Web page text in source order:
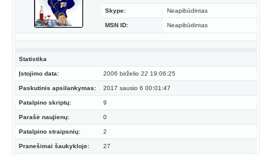
Skype: Neapibūdintas
MSN ID: Neapibūdintas
Statistika
Įstojimo data: 2006 birželio 22 19:06:25
Paskutinis apsilankymas: 2017 sausio 6 00:01:47
Patalpino skriptų: 9
Parašė naujienų: 0
Patalpino straipsnių: 2
Pranešimai šaukykloje: 27